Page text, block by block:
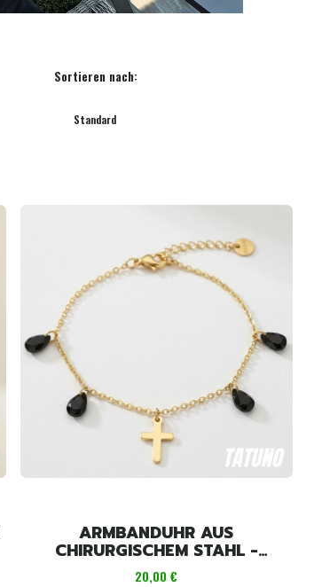
Sortieren nach:
Standard
ARMBANDUHR AUS
CHIRURGISCHEM STAHL -
KREUZ
Preis
20,00 €